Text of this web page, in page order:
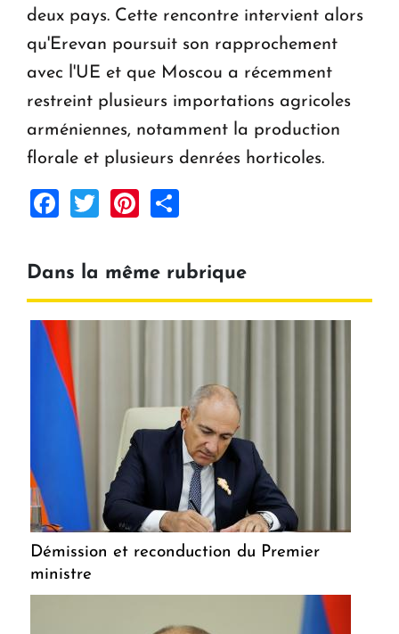
deux pays. Cette rencontre intervient alors
qu'Erevan poursuit son rapprochement
avec l'UE et que Moscou a récemment
restreint plusieurs importations agricoles
arméniennes, notamment la production
florale et plusieurs denrées horticoles.
Facebook
TwitterPinterest
Dans la même rubrique
Démission et reconduction du Premier
ministre